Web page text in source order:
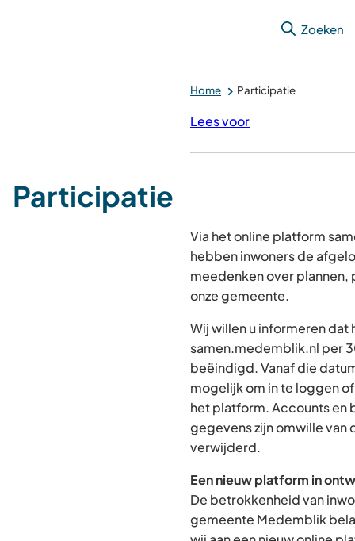
Zoeken
Home Participatie
Lees voor
Participatie
Via het online platform
hebben inwoners de
meedenken over
onze gemeente.
Wij willen u informeren dat
samen.medemblik.nl per
beëindigd. Vanaf die
mogelijk om in te loggen
het platform. Accounts en
gegevens zijn omwille van
verwijderd.
Een nieuw platform in
De betrokkenheid van
gemeente Medemblik